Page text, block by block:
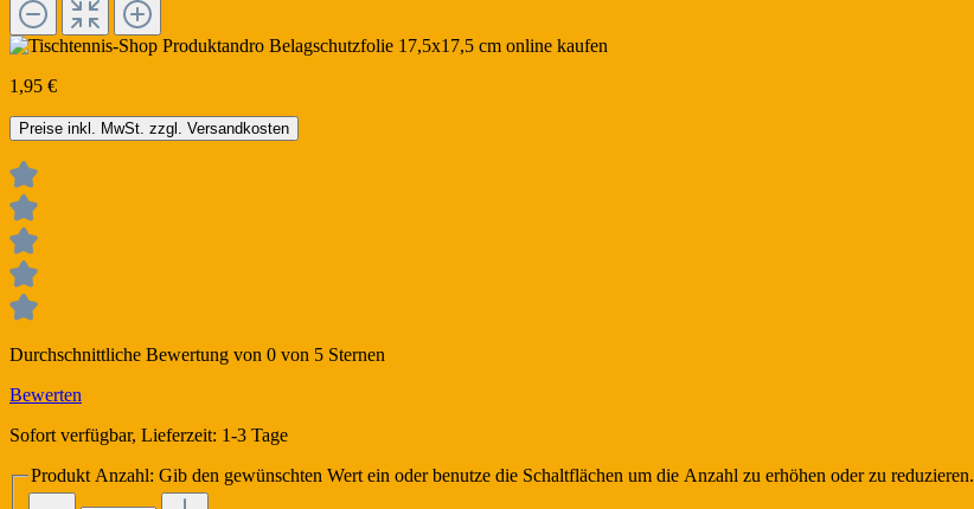
1,95 €
Preise inkl. MwSt. zzgl. Versandkosten
Durchschnittliche Bewertung von 0 von 5 Sternen
Bewerten
Sofort verfügbar, Lieferzeit: 1-3 Tage
Produkt Anzahl: Gib den gewünschten Wert ein oder benutze die Schaltflächen um die Anzahl zu erhöhen oder zu reduzieren.